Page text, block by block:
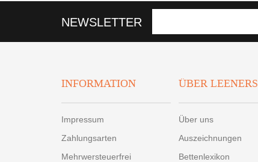
NEWSLETTER
INFORMATION
Impressum
Zahlungsarten
Mehrwersteuerfrei
ÜBER LEENERS
Über uns
Auszeichnungen
Bettenlexikon